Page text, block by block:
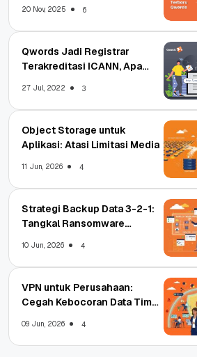
20 Nov, 2025 6
Qwords Jadi Registrar
Terakreditasi ICANN, Apa
27 Jul, 2022 3
Object Storage untuk
Aplikasi: Atasi Limitasi Media
11 Jun, 2026 4
Strategi Backup Data 3-2-1:
Tangkal Ransomware
10 Jun, 2026 4
VPN untuk Perusahaan:
Cegah Kebocoran Data Tim
09 Jun, 2026 4